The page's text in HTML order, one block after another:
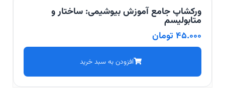
ورکشاپ جامع آموزش بیوشیمی: ساختار و
متابولیسم
45.000 تومان
افزودن به سبد خرید